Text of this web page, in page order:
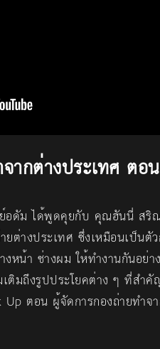
ากต่างประเทศ ตอ
อดัม ได้พูดคุยกับ คุณฮันนี่ ส
ต่างประเทศ ซึ่งเหมือนเป็นตัว
น้า ช่างผม ให้ทำงานกันอย่า
ติมถึงรูปประโยคต่าง ๆ ที่สำ
Up ตอน ผู้จัดการกองถ่ายทำจ